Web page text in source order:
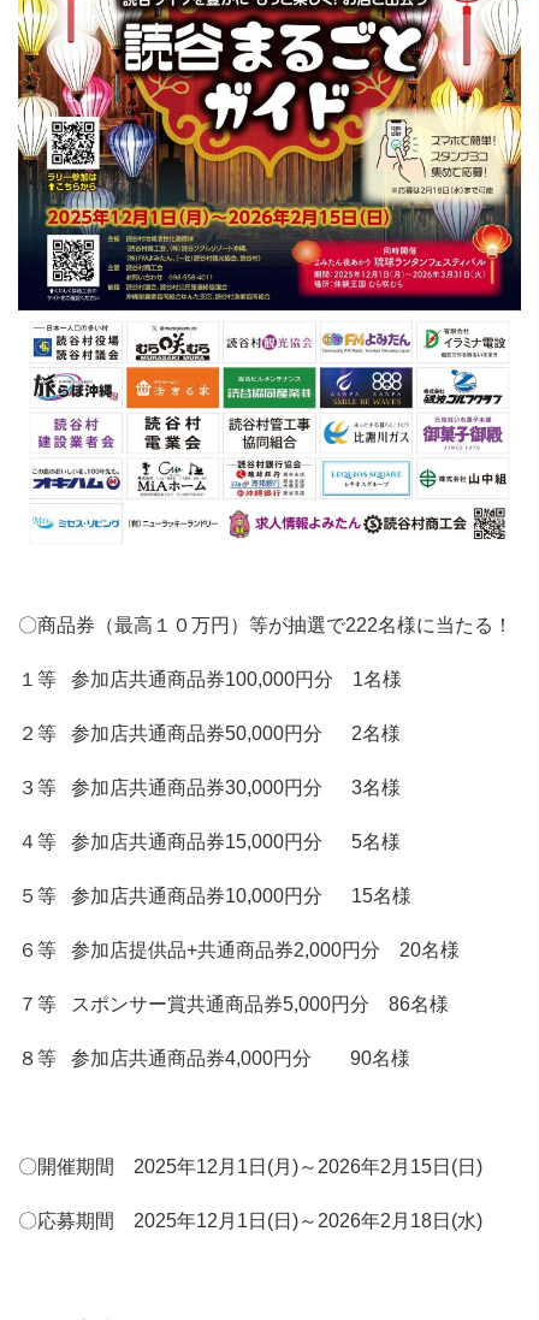
〇商品券（最高１０万円）等が抽選で222名様に当たる！
１等 参加店共通商品券100,000円分 1名様
２等 参加店共通商品券50,000円分 2名様
３等 参加店共通商品券30,000円分 3名様
４等 参加店共通商品券15,000円分 5名様
５等 参加店共通商品券10,000円分 15名様
６等 参加店提供品+共通商品券2,000円分 20名様
７等 スポンサー賞共通商品券5,000円分 86名様
８等 参加店共通商品券4,000円分 90名様
〇開催期間 2025年12 月 1 日 (月 )～ 2026年2 月 15日 (日 )
〇応募期間 2025年12 月 1 日 (日 )～ 2026年2 月 18日 (水)